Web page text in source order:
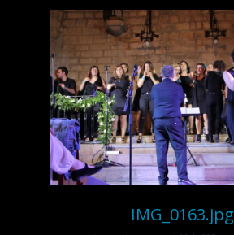
IMG_0163.jpg